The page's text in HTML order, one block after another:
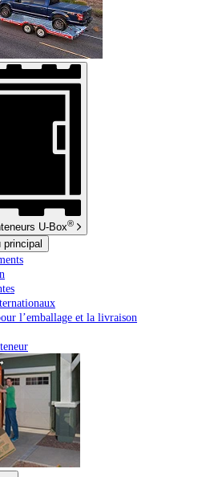
U-Box®
principal
l’emballage et la livraison